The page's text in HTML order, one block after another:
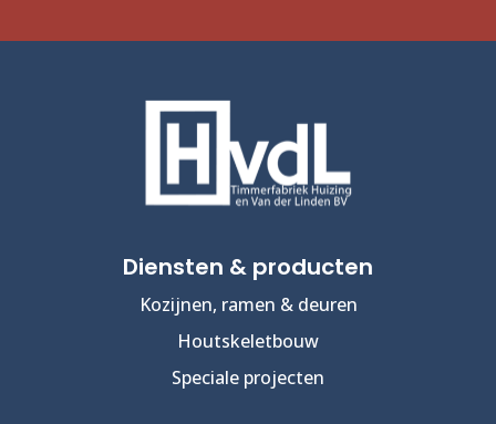
Diensten & producten
Kozijnen, ramen & deuren
Houtskeletbouw
Speciale projecten